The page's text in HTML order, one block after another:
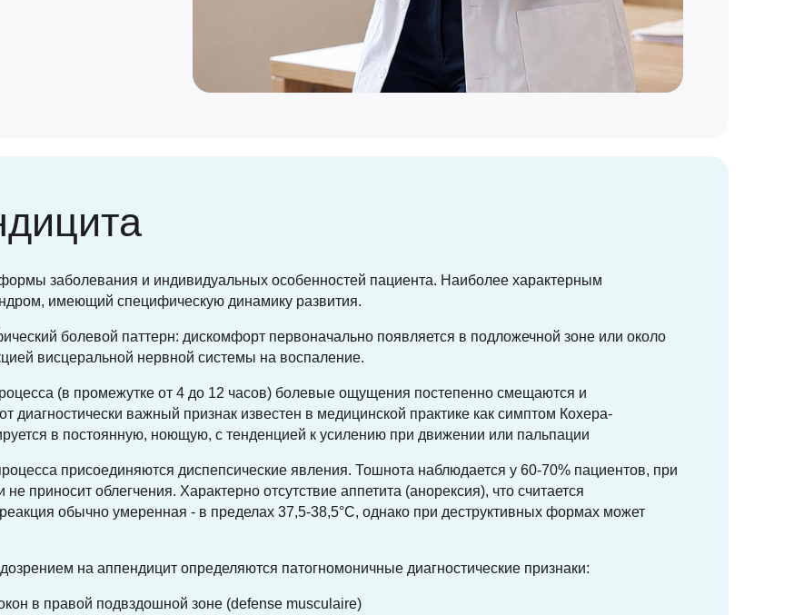
заболевания и индивидуальных особенностей пациента. Наиболее характерным
имеющий специфическую динамику развития.
болевой паттерн: дискомфорт первоначально появляется в подложечной зоне или около
висцеральной нервной системы на воспаление.
(в промежутке от 4 до 12 часов) болевые ощущения постепенно смещаются и
диагностически важный признак известен в медицинской практике как симптом Кохера-
в постоянную, ноющую, с тенденцией к усилению при движении или пальпации
присоединяются диспепсические явления. Тошнота наблюдается у 60-70% пациентов, при
приносит облегчения. Характерно отсутствие аппетита (анорексия), что считается
обычно умеренная - в пределах 37,5-38,5°C, однако при деструктивных формах может
на аппендицит определяются патогномоничные диагностические признаки:
в правой подвздошной зоне (defense musculaire)